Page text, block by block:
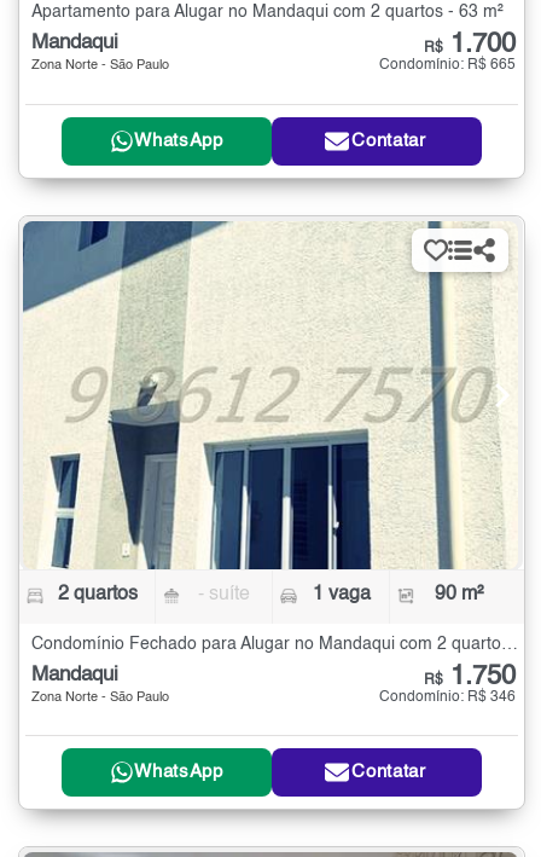
Apartamento para Alugar no Mandaqui com 2 quartos - 63 m²
Mandaqui
Zona Norte - São Paulo
R$ 1.700
Condomínio: R$ 665
WhatsApp Contatar
2 quartos - suíte 1 vaga 90 m²
Mandaqui
Zona Norte - São Paulo
R$ 1.750
Condomínio: R$ 346
WhatsApp Contatar